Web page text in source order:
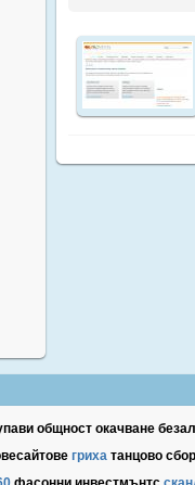
общност окачване
гриха танцово